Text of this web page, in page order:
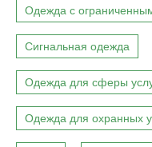
Одежда с
Сигнальная одежда
Одежда для сферы
Одежда для охранных